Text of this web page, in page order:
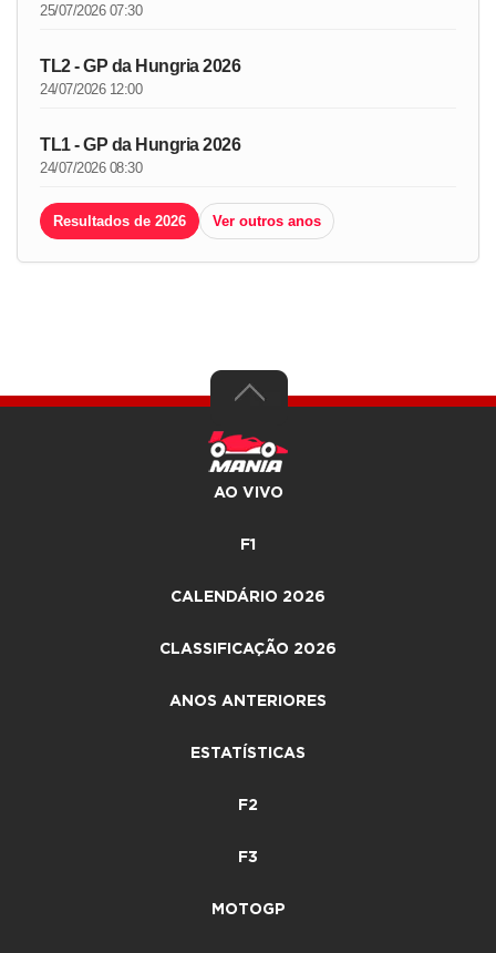
25/07/2026 07:30
TL2 - GP da Hungria 2026
24/07/2026 12:00
TL1 - GP da Hungria 2026
24/07/2026 08:30
Resultados de 2026 Ver outros anos
AO VIVO
F1
CALENDÁRIO 2026
CLASSIFICAÇÃO 2026
ANOS ANTERIORES
ESTATÍSTICAS
F2
F3
MOTOGP